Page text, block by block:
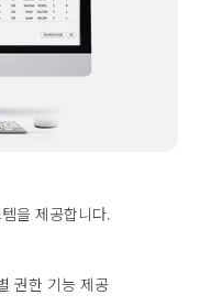
을 제공합니다.
권한 기능 제공